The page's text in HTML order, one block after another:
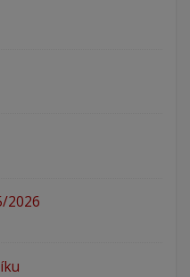
2026